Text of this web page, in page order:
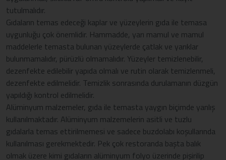
tutulmalıdır.
Gıdaların temas edeceği kaplar ve yüzeylerin gıda ile temasa
uygunluğu çok önemlidir. Hammadde, yarı mamul ve mamul
maddelerle temasta bulunan yüzeylerde çatlak ve yarıklar
bulunmamalıdır, pürüzlü olmamalıdır. Yüzeyler temizlenebilir,
dezenfekte edilebilir yapıda olmalı ve rutin olarak temizlenmeli,
dezenfekte edilmelidir. Temizlik sonrasında durulamanın düzgün
yapıldığı kontrol edilmelidir.
Alüminyum malzemeler, gıda ile temasta yaygın biçimde yanlış
kullanılmaktadır. Alüminyum malzemelerin asitli ve tuzlu
gıdalarla temas ettirilmemesi ve sadece buzdolabı koşullarında
kullanılması gerekmektedir. Pek çok restoranda başta balık
olmak üzere kimi gıdaların alüminyum folyo üzerinde pişirilip